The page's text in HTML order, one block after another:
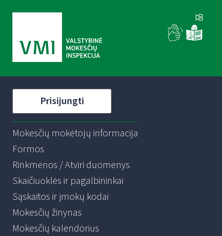
Prisijungti
Mokesčių mokėtojų informacija
Formos
Rinkmenos / Atviri duomenys
Skaičiuoklės ir pagalbininkai
Sąskaitos ir įmokų kodai
Mokesčių žinynas
Mokesčių kalendorius